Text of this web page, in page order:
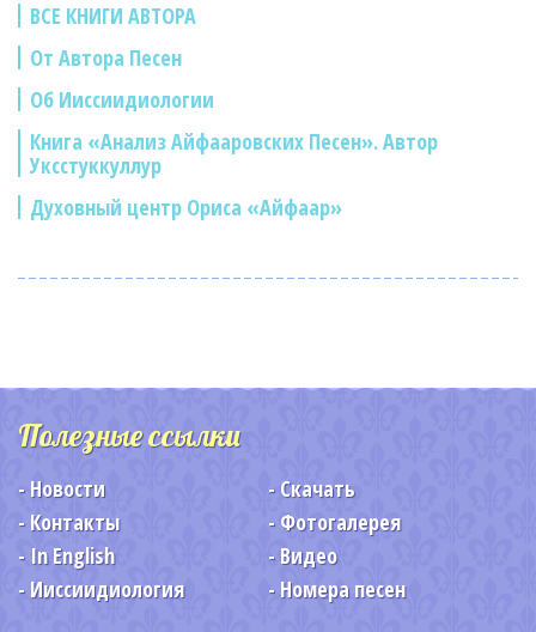
ВСЕ КНИГИ АВТОРА
От Автора Песен
Об Ииссиидиологии
Книга «Анализ Айфааровских Песен». Автор
Уксстуккуллур
Духовный центр Ориса «Айфаар»
Полезные ссылки
Новости
Скачать
Контакты
Фотогалерея
In English
Видео
Ииссиидиология
Номера песен